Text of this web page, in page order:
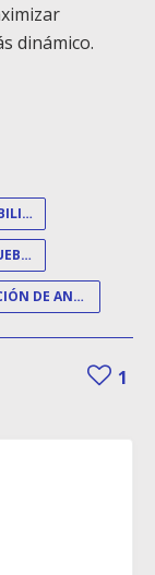
dinámico.
ANUNCIOS INMOBILIARIOS
CARTERA DE INMUEBLES
PUBLICACIÓN DE ANUNCIOS
1